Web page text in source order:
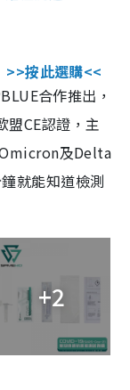
>>按此選購<<
合作推出，
盟CE認證，主
及Delta
就能知道檢測
+2